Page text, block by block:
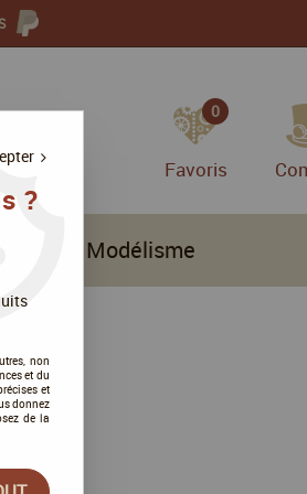
0
Favoris
Modélisme
!
?
non
et du
et
donnez
de la